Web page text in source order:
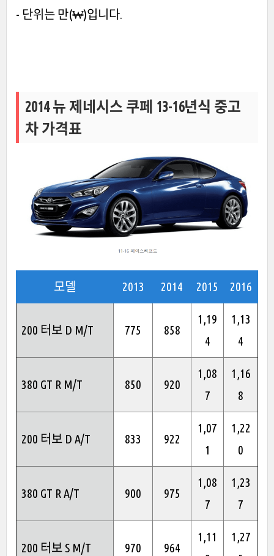
- 단위는 만(₩)입니다.
2014 뉴 제네시스 쿠페 13-16년식 중고
차 가격표
모델 2013 2014 2015 2016
200 터보 D M/T 775 858
1,19
4
1,13
4
380 GT R M/T 850 920
1,08
7
1,16
8
200 터보 D A/T 833 922
1,07
1
1,22
0
380 GT R A/T 900 975
1,08
7
1,23
7
200 터보 S M/T 970 964
1,11
1,27